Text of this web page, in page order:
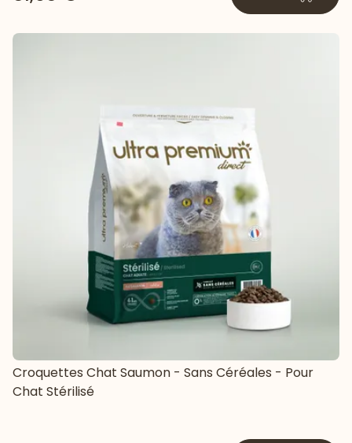
Croquettes Chat Saumon - Sans Céréales - Pour
Chat Stérilisé